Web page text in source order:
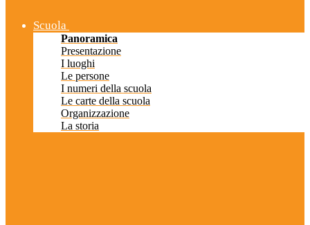
Scuola
Panoramica
Presentazione
I luoghi
Le persone
I numeri della scuola
Le carte della scuola
Organizzazione
La storia